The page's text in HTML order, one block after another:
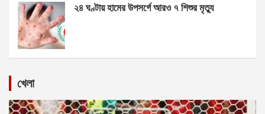
২৪ ঘণ্টায় হামের উপসর্গে আরও ৭ শিশুর মৃত্যু
খেলা